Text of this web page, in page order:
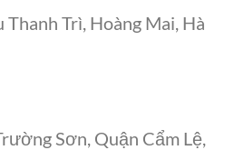
Trì, Hoàng Mai, Hà
Sơn, Quận Cẩm Lệ,